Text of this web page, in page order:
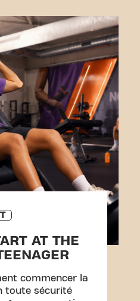
AT THE
commencer la
toute sécurité